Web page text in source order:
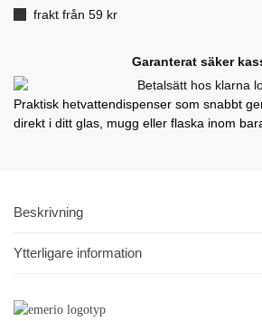
frakt från 59 kr
Garanterat säker
Praktisk hetvattendispenser som snabbt
direkt i ditt glas, mugg eller flaska inom
Beskrivning
Ytterligare information